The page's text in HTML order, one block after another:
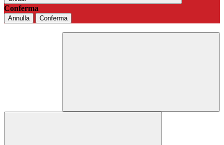
Conferma
Annulla Conferma